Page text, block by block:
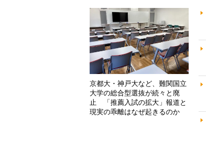
京都大・神戸大など、難関国立
大学の総合型選抜が続々と廃
止 「推薦入試の拡大」報道と
現実の乖離はなぜ起きるのか